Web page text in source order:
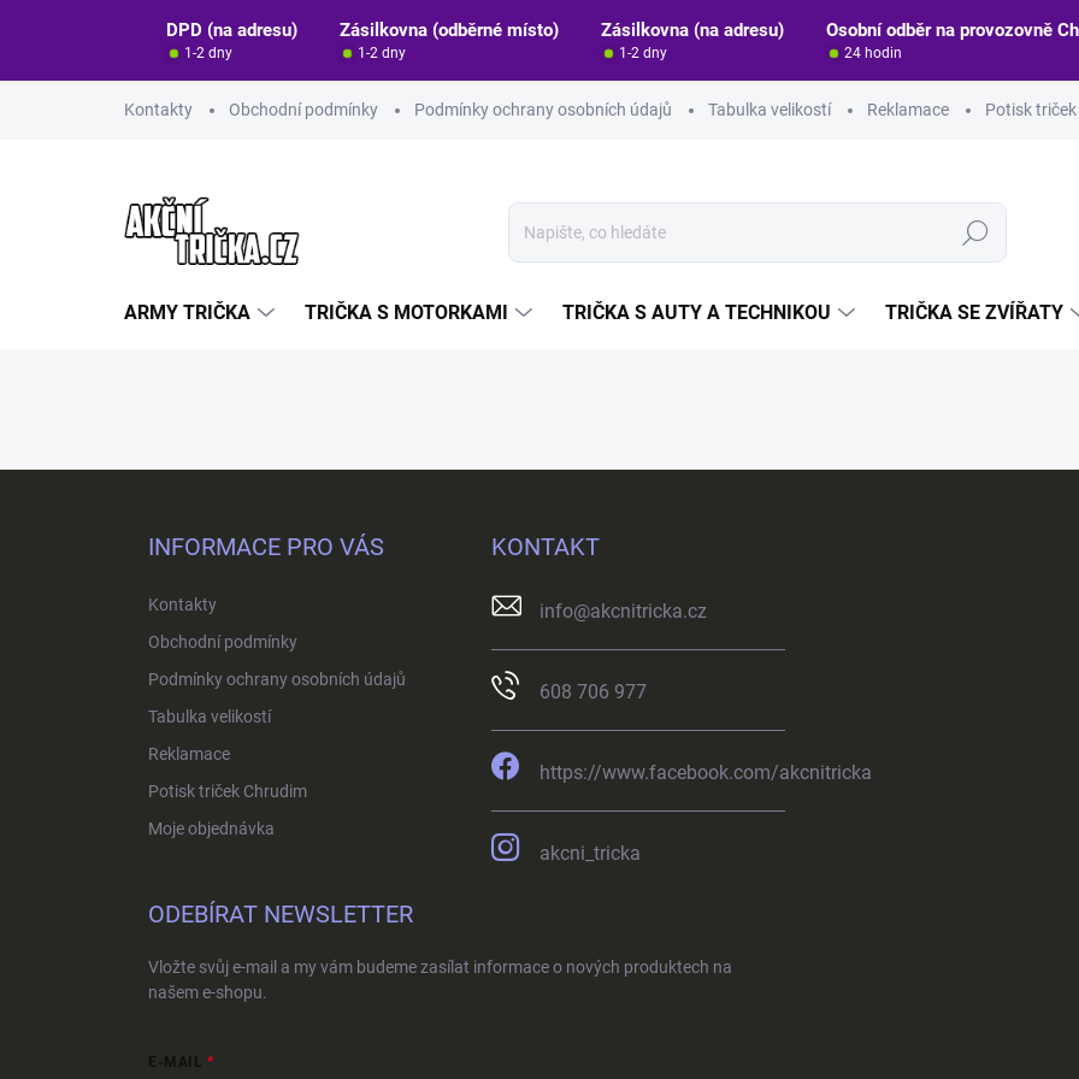
DPD (na adresu) Zásilkovna (odběrné místo) Zásilkovna (na adresu) Osobní odběr na provozovně
1-2 dny 1-2 dny 1-2 dny 24 hodin
Kontakty Obchodní podmínky Podmínky ochrany osobních údajů Tabulka velikostí Reklamace Potisk triček
Hledat
ARMY TRIČKA TRIČKA S MOTORKAMI TRIČKA S AUTY A TECHNIKOU TRIČKA SE ZVÍŘATY
INFORMACE PRO VÁS
Kontakty
Obchodní podmínky
Podmínky ochrany osobních údajů
Tabulka velikostí
Reklamace
Potisk triček Chrudim
Moje objednávka
KONTAKT
info@akcnitricka.cz
608 706 977
https://www.facebook.com/akcnitricka
akcni_tricka
ODEBÍRAT NEWSLETTER
Vložte svůj e-mail a my vám budeme zasílat informace o nových produktech na
našem e-shopu.
E-MAIL